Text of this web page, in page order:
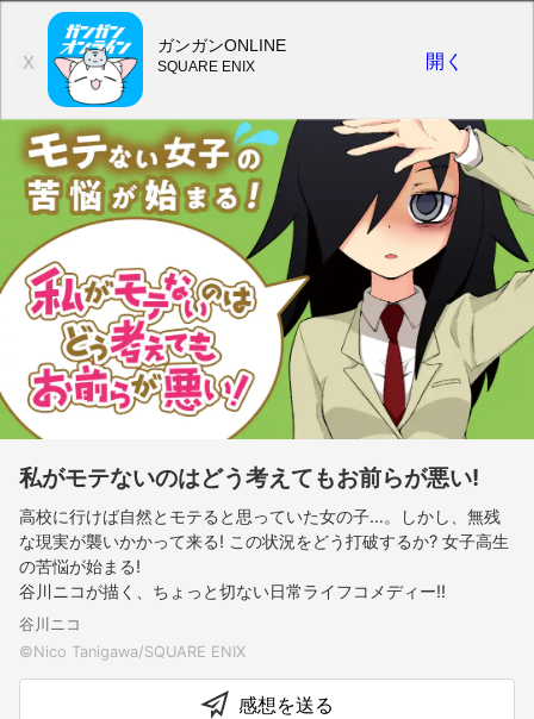
私がモテないのはどう考えてもお前らが悪い!
高校に行けば自然とモテると思っていた女の子…。しかし、無残
な現実が襲いかかって来る! この状況をどう打破するか? 女子高生
の苦悩が始まる!
谷川ニコが描く、ちょっと切ない日常ライフコメディー!!
谷川ニコ
感想を送る
X
ガンガンONLINE
SQUARE ENIX 開く